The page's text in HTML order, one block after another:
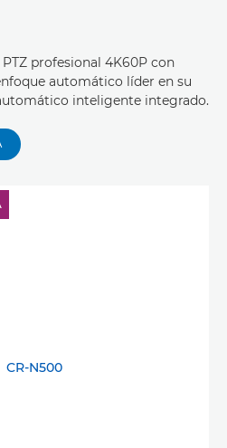
profesional 4K60P con
automático líder en su
inteligente integrado.